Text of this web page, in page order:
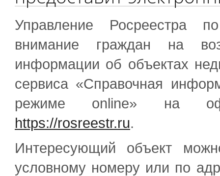
Управление Росреестра
внимание граждан на
информации об объектах
сервиса «Справочная
режиме online» на
https://rosreestr.ru.
Интересующий объект
условному номеру или по